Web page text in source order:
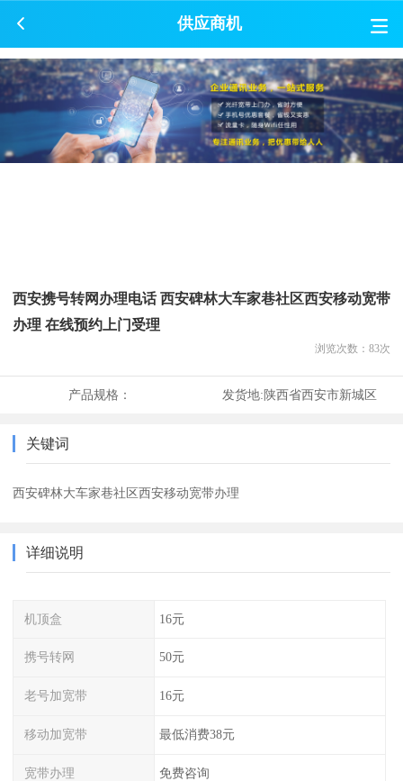
供应商机
西安携号转网办理电话 西安碑林大车家巷社区西安移动宽带
办理 在线预约上门受理
浏览次数： 83次
产品规格： 发货地:陕西省西安市新城区
关键词
西安碑林大车家巷社区西安移动宽带办理
详细说明
机顶盒 16元
携号转网 50元
老号加宽带 16元
移动加宽带 最低消费38元
宽带办理 免费咨询